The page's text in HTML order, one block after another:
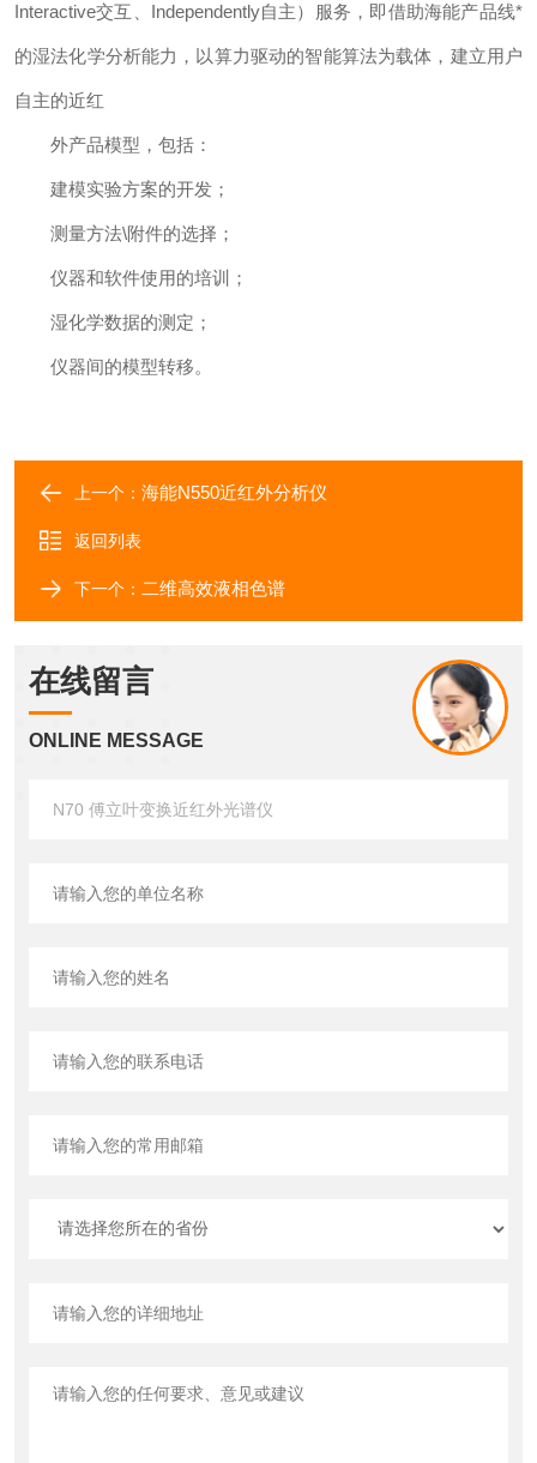
Interactive交互、Independently自主）服务，即借助海能产品线*
的湿法化学分析能力，以算力驱动的智能算法为载体，建立用户
自主的近红
外产品模型，包括：
建模实验方案的开发；
测量方法\附件的选择；
仪器和软件使用的培训；
湿化学数据的测定；
仪器间的模型转移。
上一个： 海能N550近红外分析仪
返回列表
下一个： 二维高效液相色谱
在线留言
ONLINE MESSAGE